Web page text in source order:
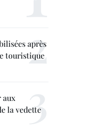
après
touristique
aux
la vedette